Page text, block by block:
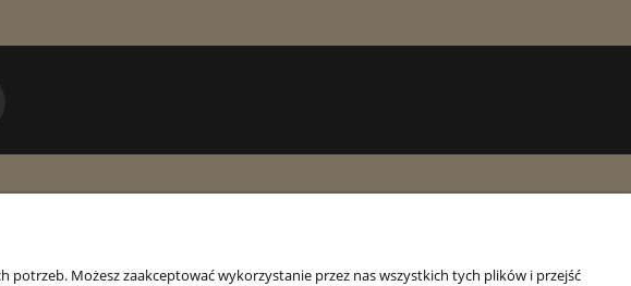
Współpraca Kontakt
Możesz zaakceptować wykorzystanie przez nas wszystkich tych plików i przejść